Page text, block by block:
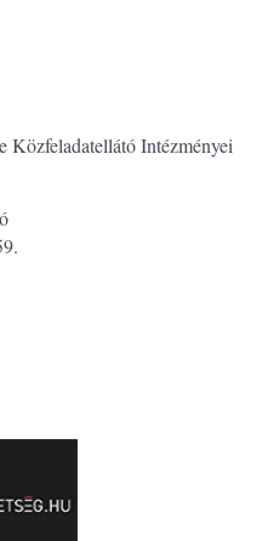
Közfeladatellátó Intézményei